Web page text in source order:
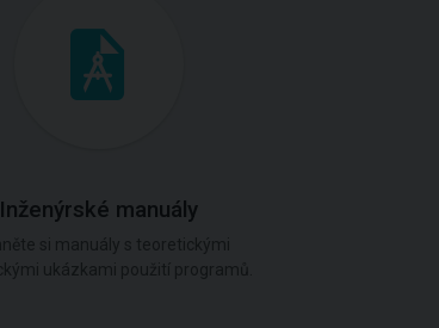
Inženýrské manuály